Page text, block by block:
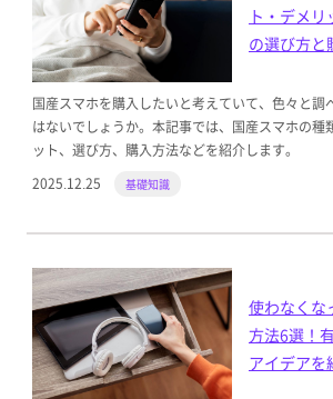
ト・デメ
の選び方と
国産スマホを購入したいと考えていて、色々と調
はないでしょうか。本記事では、国産スマホの種
ット、選び方、購入方法などを紹介します。
2025.12.25
基礎知識
使わなくな
方法6選！
アイデアを